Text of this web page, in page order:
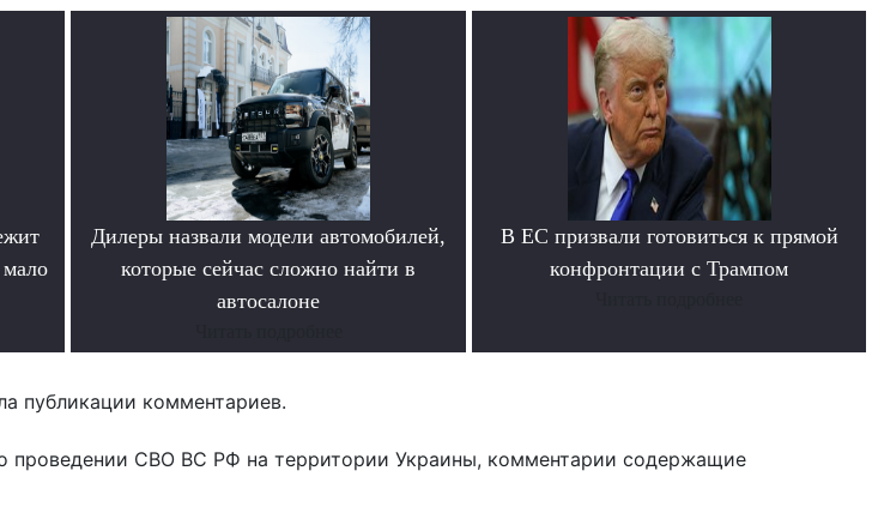
Дилеры назвали модели автомобилей,
которые сейчас сложно найти в
автосалоне
В ЕС призвали готовиться к прямой
конфронтации с Трампом
публикации комментариев.
проведении СВО ВС РФ на территории Украины, комментарии содержащие